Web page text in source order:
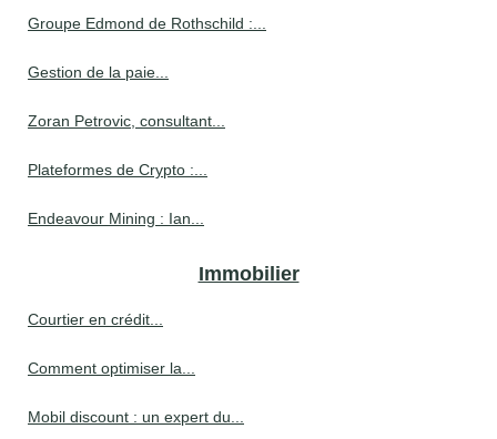
Groupe Edmond de Rothschild :...
Gestion de la paie...
Zoran Petrovic, consultant...
Plateformes de Crypto :...
Endeavour Mining : Ian...
Immobilier
Courtier en crédit...
Comment optimiser la...
Mobil discount : un expert du...